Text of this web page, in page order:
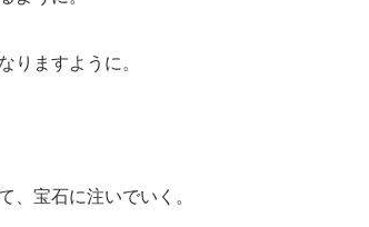
りますように。
宝石に注いでいく。